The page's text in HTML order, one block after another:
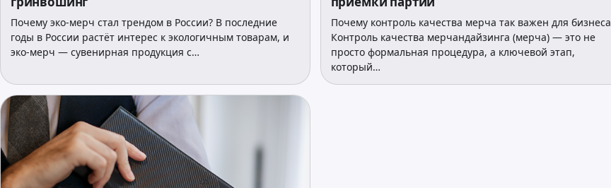
Почему эко-мерч стал трендом в России? В последние
годы в России растёт интерес к экологичным товарам, и
эко-мерч — сувенирная продукция с…
Почему контроль качества мерча так важен для бизнеса
Контроль качества мерчандайзинга (мерча) — это не
просто формальная процедура, а ключевой этап,
который…